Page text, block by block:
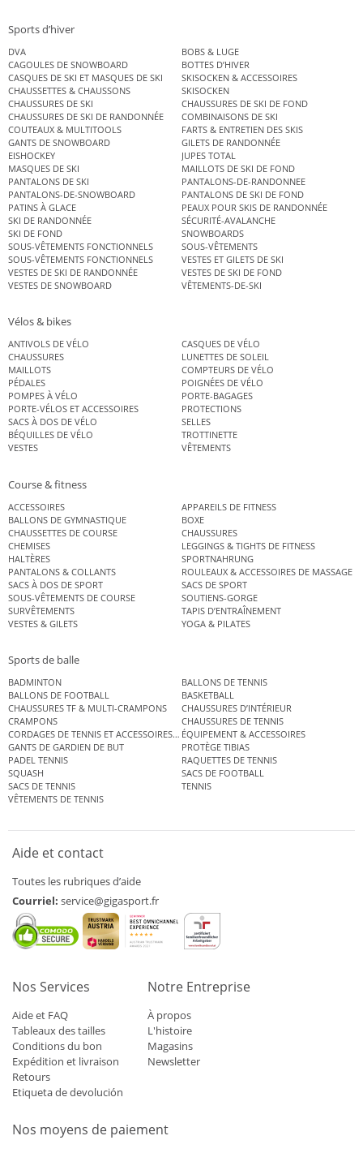
Sports d’hiver
DVA
BOBS & LUGE
CAGOULES DE SNOWBOARD
BOTTES D’HIVER
CASQUES DE SKI ET MASQUES DE SKI
SKISOCKEN & ACCESSOIRES
CHAUSSETTES & CHAUSSONS
SKISOCKEN
CHAUSSURES DE SKI
CHAUSSURES DE SKI DE FOND
CHAUSSURES DE SKI DE RANDONNÉE
COMBINAISONS DE SKI
COUTEAUX & MULTITOOLS
FARTS & ENTRETIEN DES SKIS
GANTS DE SNOWBOARD
GILETS DE RANDONNÉE
EISHOCKEY
JUPES TOTAL
MASQUES DE SKI
MAILLOTS DE SKI DE FOND
PANTALONS DE SKI
PANTALONS-DE-RANDONNEE
PANTALONS-DE-SNOWBOARD
PANTALONS DE SKI DE FOND
PATINS À GLACE
PEAUX POUR SKIS DE RANDONNÉE
SKI DE RANDONNÉE
SÉCURITÉ-AVALANCHE
SKI DE FOND
SNOWBOARDS
SOUS-VÊTEMENTS FONCTIONNELS
SOUS-VÊTEMENTS
SOUS-VÊTEMENTS FONCTIONNELS
VESTES ET GILETS DE SKI
VESTES DE SKI DE RANDONNÉE
VESTES DE SKI DE FOND
VESTES DE SNOWBOARD
VÊTEMENTS-DE-SKI
Vélos & bikes
ANTIVOLS DE VÉLO
CASQUES DE VÉLO
CHAUSSURES
LUNETTES DE SOLEIL
MAILLOTS
COMPTEURS DE VÉLO
PÉDALES
POIGNÉES DE VÉLO
POMPES À VÉLO
PORTE-BAGAGES
PORTE-VÉLOS ET ACCESSOIRES
PROTECTIONS
SACS À DOS DE VÉLO
SELLES
BÉQUILLES DE VÉLO
TROTTINETTE
VESTES
VÊTEMENTS
Course & fitness
ACCESSOIRES
APPAREILS DE FITNESS
BALLONS DE GYMNASTIQUE
BOXE
CHAUSSETTES DE COURSE
CHAUSSURES
CHEMISES
LEGGINGS & TIGHTS DE FITNESS
HALTÈRES
SPORTNAHRUNG
PANTALONS & COLLANTS
ROULEAUX & ACCESSOIRES DE MASSAGE
SACS À DOS DE SPORT
SACS DE SPORT
SOUS-VÊTEMENTS DE COURSE
SOUTIENS-GORGE
SURVÊTEMENTS
TAPIS D’ENTRAÎNEMENT
VESTES & GILETS
YOGA & PILATES
Sports de balle
BADMINTON
BALLONS DE TENNIS
BALLONS DE FOOTBALL
BASKETBALL
CHAUSSURES TF & MULTI-CRAMPONS
CHAUSSURES D’INTÉRIEUR
CRAMPONS
CHAUSSURES DE TENNIS
CORDAGES DE TENNIS ET ACCESSOIRES DE TENNISÉQUIPEMENT & ACCESSOIRES
GANTS DE GARDIEN DE BUT
PROTÈGE TIBIAS
PADEL TENNIS
RAQUETTES DE TENNIS
SQUASH
SACS DE FOOTBALL
SACS DE TENNIS
TENNIS
VÊTEMENTS DE TENNIS
Aide et contact
Toutes les rubriques d’aide
Courriel: service@gigasport.fr
Nos Services
Aide et FAQ
Tableaux des tailles
Conditions du bon
Expédition et livraison
Retours
Etiqueta de devolución
Notre Entreprise
À propos
L'histoire
Magasins
Newsletter
Nos moyens de paiement